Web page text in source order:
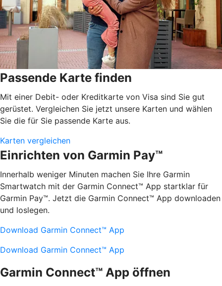
Passende Karte finden
Mit einer Debit- oder Kreditkarte von Visa sind Sie gut
gerüstet. Vergleichen Sie jetzt unsere Karten und wählen
Sie die für Sie passende Karte aus.
Karten vergleichen
Einrichten von Garmin Pay™
Innerhalb weniger Minuten machen Sie Ihre Garmin
Smartwatch mit der Garmin Connect™ App startklar für
Garmin Pay™. Jetzt die Garmin Connect™ App downloaden
und loslegen.
Download Garmin Connect™ App
Download Garmin Connect™ App
Garmin Connect™ App öffnen